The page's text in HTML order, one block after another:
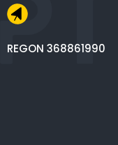
REGON 368861990